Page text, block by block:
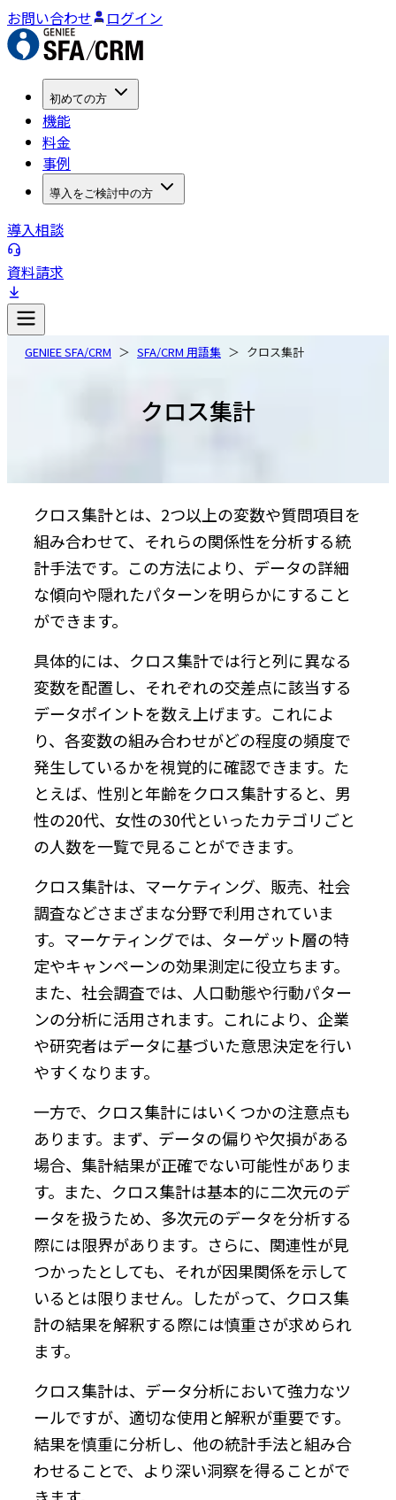
お問い合わせ ログイン
初めての方
機能
料金
事例
導入をご検討中の方
導入相談
資料請求
GENIEE SFA/CRM SFA/CRM 用語集 クロス集計
クロス集計
クロス集計とは、2つ以上の変数や質問項目を
組み合わせて、それらの関係性を分析する統
計手法です。この方法により、データの詳細
な傾向や隠れたパターンを明らかにすること
ができます。
具体的には、クロス集計では行と列に異なる
変数を配置し、それぞれの交差点に該当する
データポイントを数え上げます。これによ
り、各変数の組み合わせがどの程度の頻度で
発生しているかを視覚的に確認できます。た
とえば、性別と年齢をクロス集計すると、男
性の20代、女性の30代といったカテゴリごと
の人数を一覧で見ることができます。
クロス集計は、マーケティング、販売、社会
調査などさまざまな分野で利用されていま
す。マーケティングでは、ターゲット層の特
定やキャンペーンの効果測定に役立ちます。
また、社会調査では、人口動態や行動パター
ンの分析に活用されます。これにより、企業
や研究者はデータに基づいた意思決定を行い
やすくなります。
一方で、クロス集計にはいくつかの注意点も
あります。まず、データの偏りや欠損がある
場合、集計結果が正確でない可能性がありま
す。また、クロス集計は基本的に二次元のデ
ータを扱うため、多次元のデータを分析する
際には限界があります。さらに、関連性が見
つかったとしても、それが因果関係を示して
いるとは限りません。したがって、クロス集
計の結果を解釈する際には慎重さが求められ
ます。
クロス集計は、データ分析において強力なツ
ールですが、適切な使用と解釈が重要です。
結果を慎重に分析し、他の統計手法と組み合
わせることで、より深い洞察を得ることがで